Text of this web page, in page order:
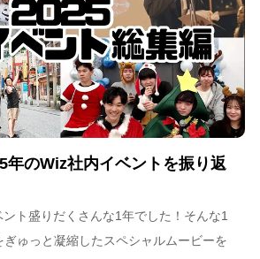
年のWiz社内イベントを振り返
ト盛りだくさんな1年でした！そんな1
ゅっと凝縮したスペシャルムービーを